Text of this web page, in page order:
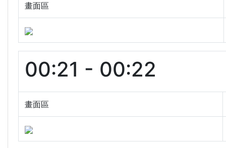
畫面區
00:21 - 00:22
畫面區